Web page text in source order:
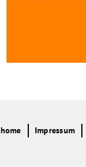
home Impressum